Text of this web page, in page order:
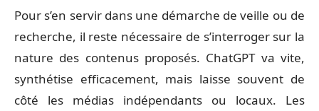
Pour s’en servir dans une démarche de veille ou de
recherche, il reste nécessaire de s’interroger sur la
nature des contenus proposés. ChatGPT va vite,
synthétise efficacement, mais laisse souvent de
côté les médias indépendants ou locaux. Les